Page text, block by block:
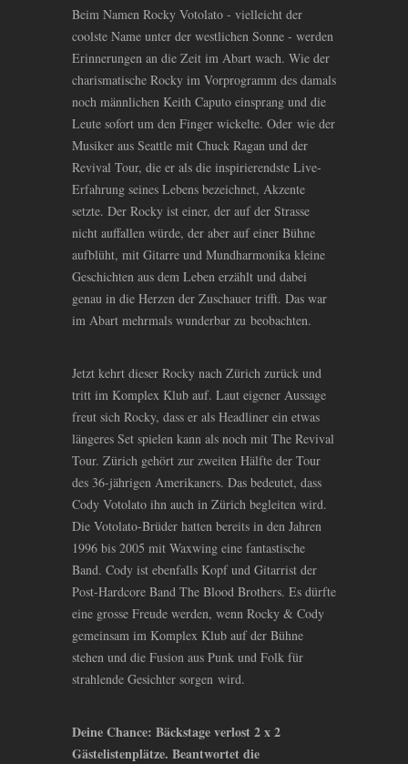
Beim Namen Rocky Votolato - vielleicht der
coolste Name unter der westlichen Sonne - werden
Erinnerungen an die Zeit im Abart wach. Wie der
charismatische Rocky im Vorprogramm des damals
noch männlichen Keith Caputo einsprang und die
Leute sofort um den Finger wickelte. Oder wie der
Musiker aus Seattle mit Chuck Ragan und der
Revival Tour, die er als die inspirierendste Live-
Erfahrung seines Lebens bezeichnet, Akzente
setzte. Der Rocky ist einer, der auf der Strasse
nicht auffallen würde, der aber auf einer Bühne
aufblüht, mit Gitarre und Mundharmonika kleine
Geschichten aus dem Leben erzählt und dabei
genau in die Herzen der Zuschauer trifft. Das war
im Abart mehrmals wunderbar zu beobachten.
Jetzt kehrt dieser Rocky nach Zürich zurück und
tritt im Komplex Klub auf. Laut eigener Aussage
freut sich Rocky, dass er als Headliner ein etwas
längeres Set spielen kann als noch mit The Revival
Tour. Zürich gehört zur zweiten Hälfte der Tour
des 36-jährigen Amerikaners. Das bedeutet, dass
Cody Votolato ihn auch in Zürich begleiten wird.
Die Votolato-Brüder hatten bereits in den Jahren
1996 bis 2005 mit Waxwing eine fantastische
Band. Cody ist ebenfalls Kopf und Gitarrist der
Post-Hardcore Band The Blood Brothers. Es dürfte
eine grosse Freude werden, wenn Rocky & Cody
gemeinsam im Komplex Klub auf der Bühne
stehen und die Fusion aus Punk und Folk für
strahlende Gesichter sorgen wird.
Deine Chance: Bäckstage verlost 2 x 2
Gästelistenplätze. Beantwortet die